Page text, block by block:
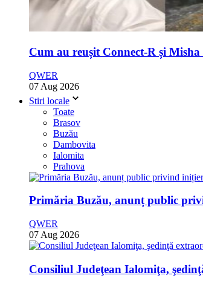
Cum au reușit Connect-R și Misha
QWER
07 Aug 2026
Stiri locale
Toate
Brasov
Buzău
Dambovita
Ialomita
Prahova
Primăria Buzău, anunț public
QWER
07 Aug 2026
Consiliul Judeţean Ialomiţa,